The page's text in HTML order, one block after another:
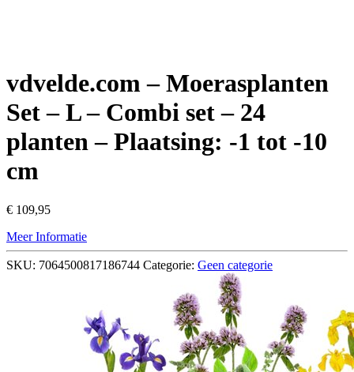
vdvelde.com – Moerasplanten
Set – L – Combi set – 24
planten – Plaatsing: -1 tot -10
cm
€ 109,95
Meer Informatie
SKU: 7064500817186744 Categorie: Geen categorie